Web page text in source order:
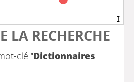
LA RECHERCHE
clé 'Dictionnaires